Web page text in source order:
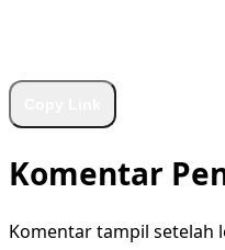
Komentar
Komentar tampil setelah